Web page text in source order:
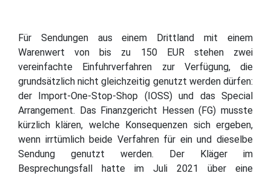
Für Sendungen aus einem Drittland mit einem
Warenwert von bis zu 150 EUR stehen zwei
vereinfachte Einfuhrverfahren zur Verfügung, die
grundsätzlich nicht gleichzeitig genutzt werden dürfen:
der Import-One-Stop-Shop (IOSS) und das Special
Arrangement. Das Finanzgericht Hessen (FG) musste
kürzlich klären, welche Konsequenzen sich ergeben,
wenn irrtümlich beide Verfahren für ein und dieselbe
Sendung genutzt werden. Der Kläger im
Besprechungsfall hatte im Juli 2021 über eine